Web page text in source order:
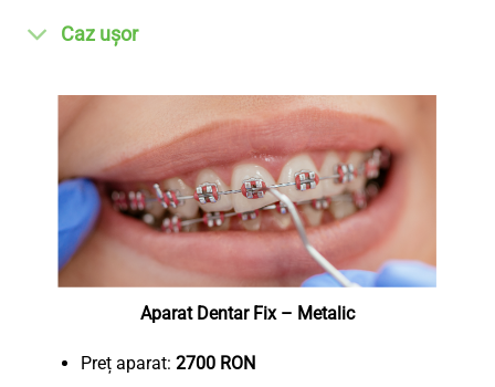
Caz ușor
Aparat Dentar Fix – Metalic
Preț aparat: 2700 RON